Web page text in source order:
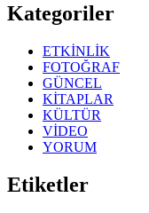
Kategoriler
ETKİNLİK
FOTOĞRAF
GÜNCEL
KİTAPLAR
KÜLTÜR
VİDEO
YORUM
Etiketler